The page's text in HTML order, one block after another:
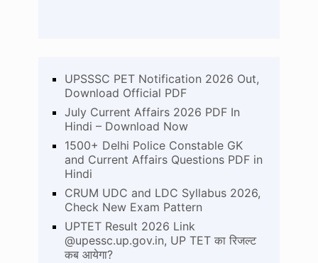
UPSSSC PET Notification 2026 Out,
Download Official PDF
July Current Affairs 2026 PDF In
Hindi – Download Now
1500+ Delhi Police Constable GK
and Current Affairs Questions PDF in
Hindi
CRUM UDC and LDC Syllabus 2026,
Check New Exam Pattern
UPTET Result 2026 Link
@upessc.up.gov.in, UP TET का रिजल्ट
कब आयेगा?